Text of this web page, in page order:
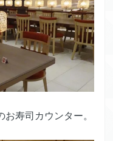
寿司カウンター。